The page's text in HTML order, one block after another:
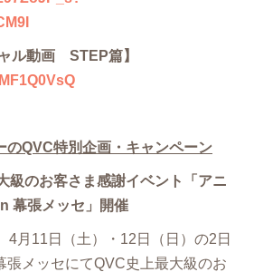
ル動画 STEP篇】
のQVC特別企画・キャンペーン
級のお客さま感謝イベント「アニ
幕張メッセ」開催
4月11日（土）・12日（日）の2日
張メッセにてQVC史上最大級のお